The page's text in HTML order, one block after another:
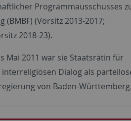
Programmausschusses
(Vorsitz 2013-2017;
2018-23).
Mai 2011 war sie Staatsrätin für
Dialog als
von Baden-